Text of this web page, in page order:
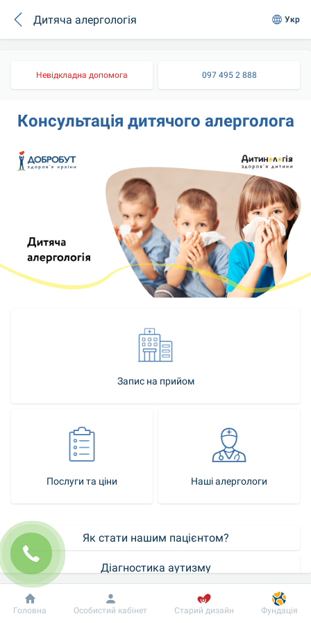
Дитяча алергологія Укр
Невідкладна допомога 097 495 2 888
Консультація дитячого алерголога
Запис на прийом
Послуги та ціни Наші алергологи
Як стати нашим пацієнтом?
Діагностика аутизму
Добробут
Інформація Пацієнту
Головна Особистий кабінет Старий дизайн Фундація